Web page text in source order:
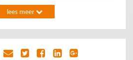
tegen deze constructie vanwege de
daar het gevolg van is, temeer omdat
omdat de winstbijdrage van een
lees meer